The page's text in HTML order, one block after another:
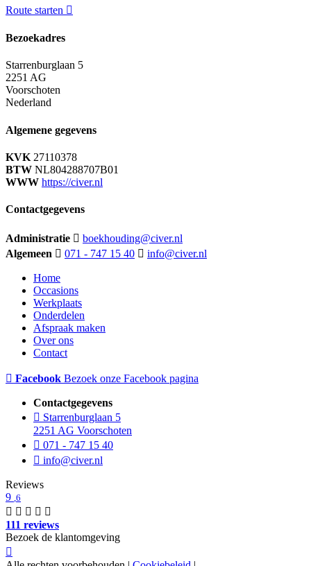
Route starten
Bezoekadres
Starrenburglaan 5
2251 AG
Voorschoten
Nederland
Algemene gegevens
KVK 27110378
BTW NL804288707B01
WWW https://civer.nl
Contactgegevens
Administratie
boekhouding@civer.nl
Algemeen
071 - 747 15 40 info@civer.nl
Home
Occasions
Werkplaats
Onderdelen
Afspraak maken
Over ons
Contact
Facebook Bezoek onze Facebook pagina
Contactgegevens
Starrenburglaan 5
2251 AG Voorschoten
071 - 747 15 40
info@civer.nl
Reviews
9 ,6
111 reviews
Bezoek de klantomgeving